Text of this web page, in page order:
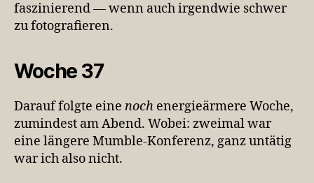
faszinierend — wenn auch irgendwie schwer
zu fotografieren.
Woche 37
Darauf folgte eine noch energieärmere Woche,
zumindest am Abend. Wobei: zweimal war
eine längere Mumble-Konferenz, ganz untätig
war ich also nicht.